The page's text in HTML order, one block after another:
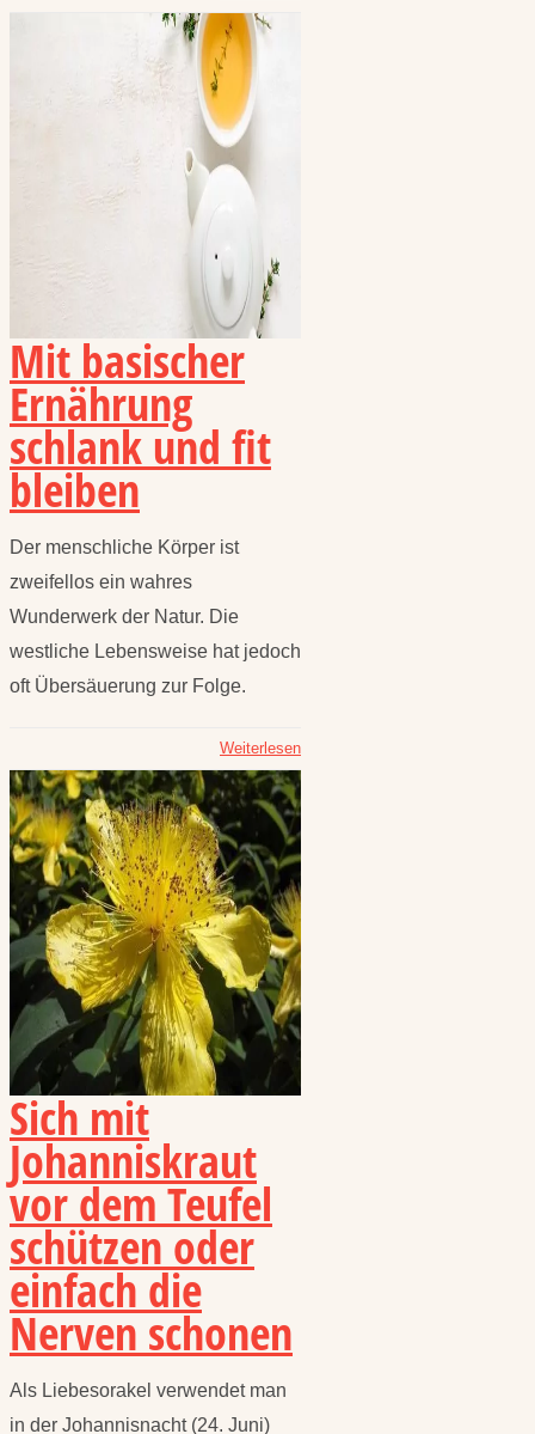
Mit basischer
Ernährung
schlank und fit
bleiben
Der menschliche Körper ist
zweifellos ein wahres
Wunderwerk der Natur. Die
westliche Lebensweise hat jedoch
oft Übersäuerung zur Folge.
Weiterlesen
Sich mit
Johanniskraut
vor dem Teufel
schützen oder
einfach die
Nerven schonen
Als Liebesorakel verwendet man
in der Johannisnacht (24. Juni)